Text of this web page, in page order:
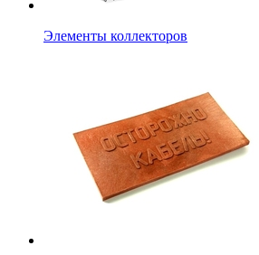
Элементы коллекторов